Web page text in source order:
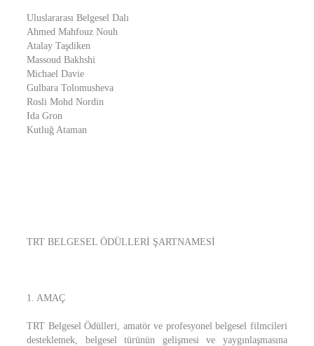
Uluslararası Belgesel Dalı
Ahmed Mahfouz Nouh
Atalay Taşdiken
Massoud Bakhshi
Michael Davie
Gulbara Tolomusheva
Rosli Mohd Nordin
Ida Gron
Kutluğ Ataman
TRT BELGESEL ÖDÜLLERİ ŞARTNAMESİ
1. AMAÇ
TRT Belgesel Ödülleri, amatör ve profesyonel belgesel filmcileri
desteklemek, belgesel türünün gelişmesi ve yaygınlaşmasına